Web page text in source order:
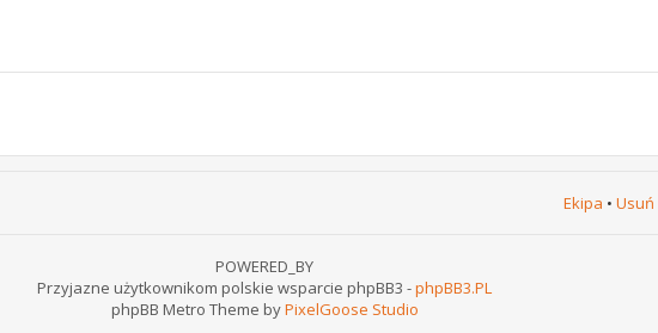
Ekipa • Usuń
POWERED_BY
Przyjazne użytkownikom polskie wsparcie phpBB3 -phpBB3.PL
phpBB Metro Theme byPixelGoose Studio